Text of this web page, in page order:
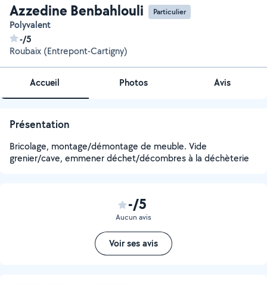
Azzedine Benbahlouli Particulier
Polyvalent
-/5
Roubaix (Entrepont-Cartigny)
Accueil Photos Avis
Présentation
Bricolage, montage/démontage de meuble. Vide
grenier/cave, emmener déchet/décombres à la déchèterie
-/5
Aucun avis
Voir ses avis